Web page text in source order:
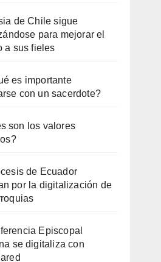
de Chile sigue
para mejorar el
a sus fieles
es importante
con un sacerdote?
son los valores
de Ecuador
por la digitalización de
Episcopal
se digitaliza con